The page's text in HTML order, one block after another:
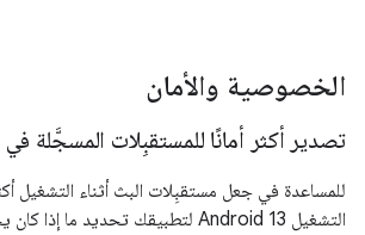
الخصوصية والأمان
تصدير أكثر أمانًا للمستقبِلات المسجَّلة
للمساعدة في جعل مستقبِلات البث أثناء التشغيل
التشغيل Android 13 لتطبيقك تحديد ما إذا كان يجب تصدير